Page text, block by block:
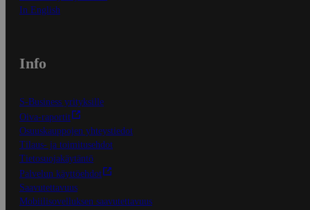
In English
Info
S-Business yrityksille
Oiva-raportit
Osuuskauppojen yhteystiedot
Tilaus- ja toimitusehdot
Tietosuojakäytäntö
Palvelun käyttöehdot
Saavutettavuus
Mobiilisovelluksen saavutettavuus